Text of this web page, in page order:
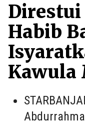
Direstui
Habib
Kawula